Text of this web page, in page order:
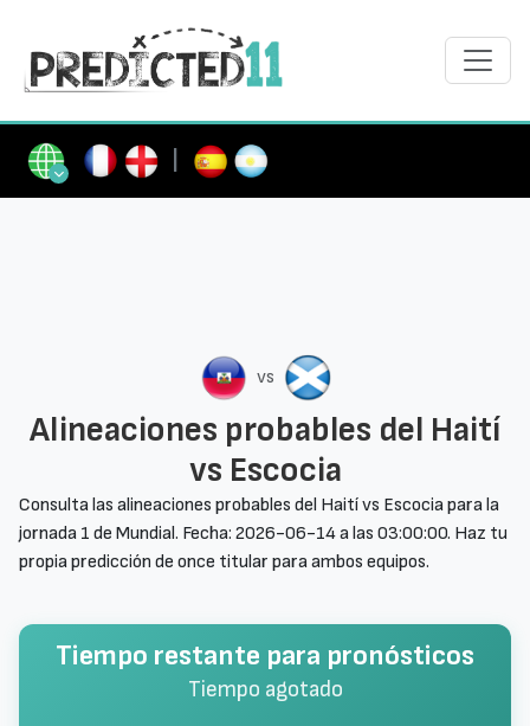
vs
Alineaciones probables del Haití
vs Escocia
Consulta las alineaciones probables del Haití vs Escocia para la
jornada 1 de Mundial. Fecha: 2026-06-14 a las 03:00:00. Haz tu
propia predicción de once titular para ambos equipos.
Tiempo restante para pronósticos
Tiempo agotado